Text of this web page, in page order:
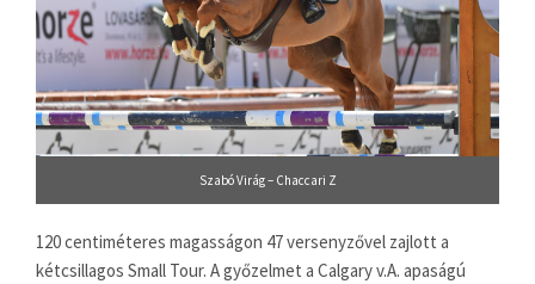
Szabó Virág – Chaccari Z
120 centiméteres magasságon 47 versenyzővel zajlott a
kétcsillagos Small Tour. A győzelmet a Calgary v.A. apaságú